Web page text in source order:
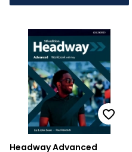
Headway Advanced